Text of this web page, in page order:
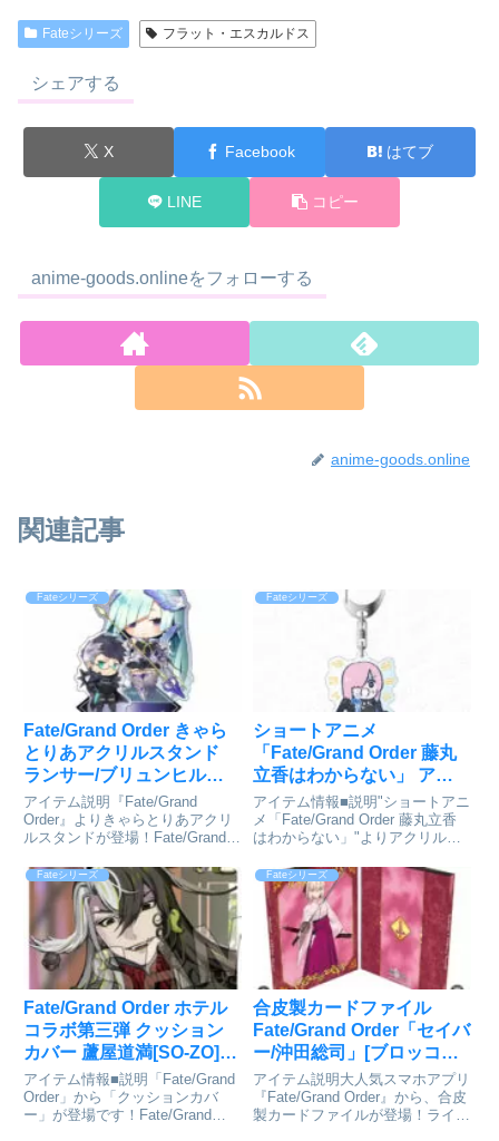
Fateシリーズ フラット・エスカルドス
シェアする
X Facebook はてブ
LINE コピー
anime-goods.onlineをフォローする
anime-goods.online
関連記事
Fateシリーズ
Fate/Grand Order きゃら
とりあアクリルスタンド
ランサー/ブリュンヒルデ
が予約受付開始
アイテム説明『Fate/Grand
Order』よりきゃらとりあアクリ
ルスタンドが登場！Fate/Grand
ンド ランサー/ブリュンヒルデ
©TYPE-MOON / FGO
PROJECTcolleize...
Fateシリーズ
ショートアニメ
「Fate/Grand Order 藤丸
立香はわからない」 アク
リルキーホルダー マシ
ュ・キリエライト[コンテ
ンツシード]が予約受付開
アイテム情報■説明"ショートアニ
メ「Fate/Grand Order 藤丸立香
はわからない」"よりアクリルキ
約50mmFate/Grand Order 藤丸立
香はわからない_アクリルキーホ
ルダー マシュ・キリエ...
Fateシリーズ
Fate/Grand Order ホテル
コラボ第三弾 クッション
カバー 蘆屋道満[SO-ZO]が
予約受付開始
アイテム情報■説明「Fate/Grand
Order」から「クッションカバ
ー」が登場です！Fate/Grand
Fateシリーズ
合皮製カードファイル
Fate/Grand Order「セイバ
ー/沖田総司」[ブロッコリ
ー]が予約受付開始
アイテム説明大人気スマホアプリ
『Fate/Grand Order』から、合皮
製カードファイルが登場！ライン